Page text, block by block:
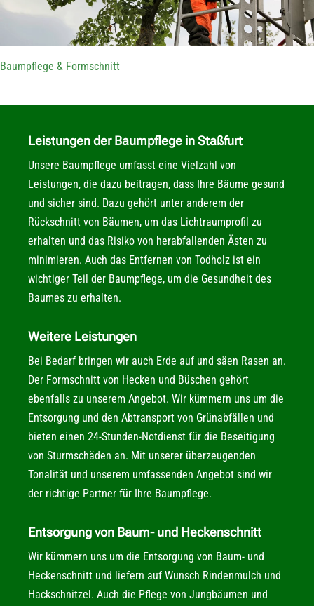
Baumpflege & Formschnitt
Leistungender Baumpflege in Staßfurt
Unsere Baumpflege umfasst eine Vielzahl von
Leistungen, die dazu beitragen, dass Ihre Bäume gesund
und sicher sind. Dazu gehört unter anderem der
Rückschnitt von Bäumen, um das Lichtraumprofil zu
erhalten und das Risiko von herabfallenden Ästen zu
minimieren. Auch das Entfernen von Todholz ist ein
wichtiger Teil der Baumpflege, um die Gesundheit des
Baumes zu erhalten.
Weitere Leistungen
Bei Bedarf bringen wir auch Erde auf und säen Rasen an.
Der Formschnitt von Hecken und Büschen gehört
ebenfalls zu unserem Angebot. Wir kümmern uns um die
Entsorgung und den Abtransport von Grünabfällen und
bieten einen 24-Stunden-Notdienst für die Beseitigung
von Sturmschäden an. Mit unserer überzeugenden
Tonalität und unserem umfassenden Angebot sind wir
der richtige Partner für Ihre Baumpflege.
Entsorgung von Baum- und Heckenschnitt
Wir kümmern uns um die Entsorgung von Baum- und
Heckenschnitt und liefern auf Wunsch Rindenmulch und
Hackschnitzel. Auch die Pflege von Jungbäumen und